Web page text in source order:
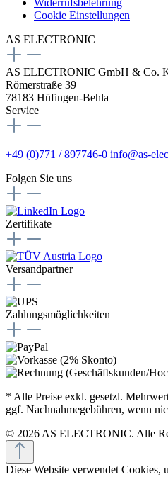
Widerrufsbelehrung
Cookie Einstellungen
AS ELECTRONIC
AS ELECTRONIC GmbH & Co.
Römerstraße 39
78183 Hüfingen-Behla
Service
+49 (0)771 / 897746-0 info@as-
Folgen Sie uns
Zertifikate
Versandpartner
Zahlungsmöglichkeiten
* Alle Preise exkl. gesetzl.
ggf. Nachnahmegebühren, wenn
© 2026 AS ELECTRONIC. Alle
Diese Website verwendet Cookies,